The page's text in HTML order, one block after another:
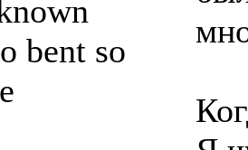
bent so